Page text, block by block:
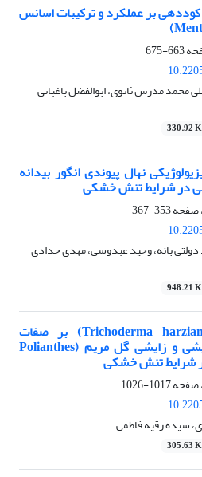
کوددهی بر عملکرد و ترکیبات اسانس
663-675
محمد مدرس ثانوی، ابوالفضل باغبانی
330.92 K
نهال پیوندی انگور بیدانه
در ‏شرایط تنش خشکی
353-367
بانه، وحید عبدوسی، مهدی حدادی
948.21 K
اثر قارچ تریکودرما (‏Trichoderma harzianum‏) بر صفات
فیزیولوژی و ویژگی‌های رویشی و زایشی ‏گل مریم (‏Polianthes
1017-1026
سیده رقیه فاطمی
305.63 K